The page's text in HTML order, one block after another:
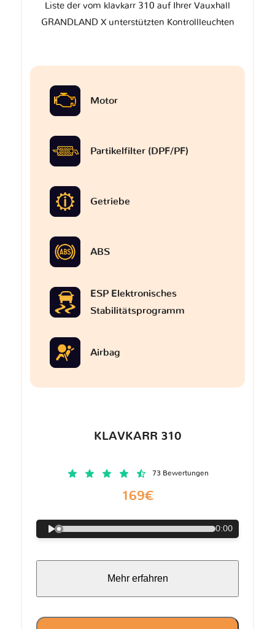
Liste der vom klavkarr 310 auf Ihrer Vauxhall
GRANDLAND X unterstützten Kontrollleuchten
Motor
Partikelfilter (DPF/PF)
Getriebe
ABS
ESP Elektronisches
Stabilitätsprogramm
Airbag
KLAVKARR 310
73 Bewertungen
169€
0:00
Mehr erfahren